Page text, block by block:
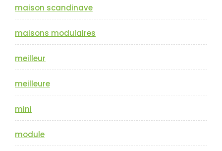
maison scandinave
maisons modulaires
meilleur
meilleure
mini
module